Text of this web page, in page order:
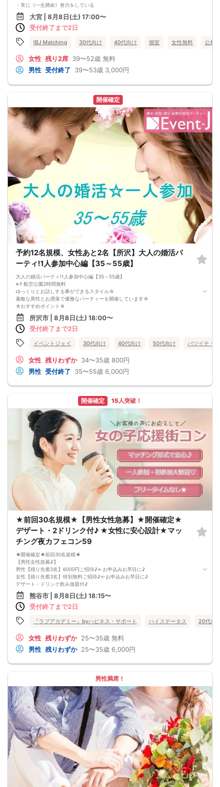
・常に《一生懸命》努力をしている
・時間や約束を守る《責任感》がある
・《礼儀正しい》振舞いを心掛けている
+‥‥‥‥‥‥‥‥‥‥‥‥‥‥‥‥‥‥‥‥+
誠実にお付き合いが出来そう♡
大宮 | 8月8日(土) 17:00〜
受付終了まで2日
IBJ Matching 30代向け 40代向け 個室 女性無料 公務
女性 残り2席 39〜52歳 無料
男性 受付終了 39〜53歳 3,000円
開催確定
予約12名規模、女性あと2名【所沢】大人の婚活パ
ーティ!1人参加中心編【35～55歳】
大人の婚活パーティ!1人参加中心編【35～55歳】
※Ｐ航空公園2時間無料
ゆっくりとお話しする事ができるスタイル☆
素敵な異性とお洒落で優雅なパーティーを開催しています☆
☆おすすめポイント☆
・素敵なパートナーと出会いたい♪
・気軽にお友達から始めたい♪
・お一人でのご参加70%以上♪
・フリータイム無しでお一人様でのご参加も安心♪
北関東を中心に毎月約80会場にて展開しているEvent-Jグループが婚活パーティ
ー・街コンを開催☆
毎回、大勢の方との真面目な出会いのコミュニティとして評判をいただいていま
恋活、婚活、友達作り、合コン、ets…お客様それぞれの目的にマッチした出会い
公園駐車場2時間無料(追加1時間100円)
☆その他☆
・ご予約時は【本名をフルネーム】でご入力ください。
・料金は、当日に会場の受付時にお支払いとなります。
・パーティの流れや進行は変更される場合がございます。
・多少の年齢の前後はOKです。
・募集人数：20名（最小人数：4名）
【キャンセル】
参加が困難な場合は、お早めに電話または問い合わせページ等から連絡をお願い
します。
お客様のご都合によるキャンセルの場合には、どのような理由でもキャンセル料
が発生しますのでご了承ください
【キャンセル料】
1.予約日〜開催日8日前のキャンセル
2.開催日7日前〜パーティー当日のキャンセル
男性/女性：全額（定価）
男女の人数調整をしておりますので、主旨をご理解頂き、キャンセルの無いよう
お願い致します。
会場内でのマスクの着用は施設側の方針に準拠いたします。特に指定がない場合
には任意となります。
所沢市 | 8月8日(土) 18:00〜
受付終了まで2日
イベントジェイ 30代向け 40代向け 50代向け バツイチ・
女性 残りわずか 34〜35歳 800円
男性 受付終了 35〜55歳 6,000円
開催確定 15人突破！
★前回30名規模★【男性女性急募】★開催確定★
デザート・2ドリンク付♪ ★女性に安心設計★マッ
チング夜カフェコン59
★開催確定★前回30名規模★
【男性女性急募♪】
男性【残り先着3名】6000円ご招待♪←お申込みお早目に♪
女性【残り先着3名】特別無料ご招待♪←お申込みお早目に♪
デザート・ドリンク飲み放題付♪
お申し込みお早目に♪
《女性の声を反映されたカフェ店での出会い》
★お一人の方もご参加大歓迎★
【開催日】
【参加条件】
独身男性・独身女性
男性：２５歳～３５歳の方
《 共通の参加条件(規約) 》
【定員】
３２名まで（最少開催2：2）
【飲食内容】
食事：スイーツ
飲物：ドリンク飲み放題（ソフトドリンク）
【開催地】
レストラン・パッソ
住所：埼玉県熊谷市拾六間111-1（さくらめいと内）
【無料駐車場】
200台有＋臨時200台
男性：6500円(税込)
女性：1000円(税込)
熊谷市 | 8月8日(土) 18:15〜
受付終了まで2日
『ラブアカデミー』byハピネス・サポート ハイステータス 20代向
女性 残りわずか 25〜35歳 無料
男性 残りわずか 25〜35歳 6,000円
男性満席！